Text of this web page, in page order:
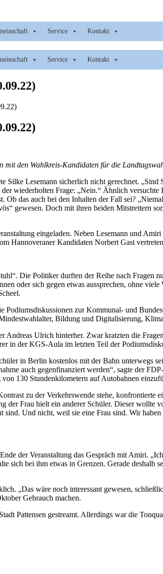
Service Kontakt
Service Kontakt
mit den Wahlkreis-Kandidaten für die
Silke Lesemann sicherlich nicht gerechnet.
wiederholten Frage: „Nein.“ Ähnlich
Ob das auch bei den Inhalten der Fall sei?
gewesen. Doch mit ihren beiden Mitstreitern
eingeladen. Neben Lesemann und
Hannoveraner Kandidaten Norbert Gast
Die Politiker durften der Reihe nach Fragen
oder sich gegen etwas aussprechen, ohne
zur Kommunal- und
Bildung und Digitalisierung,
Andreas Ulrich hinterher. Zwar kratzten die
in der KGS-Aula im letzten Teil der
in Berlin kostenlos mit der Bahn unterwegs
auch gegenfinanziert werden“, sagte der
130 Stundenkilometern auf Autobahnen
zu der Verkehrswende stehe, konfrontierte
der Frau hielt ein anderer Schüler. Dieser
Und nicht, weil sie eine Frau sind. Wir
der Veranstaltung das Gespräch mit Amiri.
sich bei ihm etwas in Grenzen. Gerade deshalb
„Das wäre noch interessant gewesen,
Gebrauch machen.
Pattensen gestreamt. Allerdings war die